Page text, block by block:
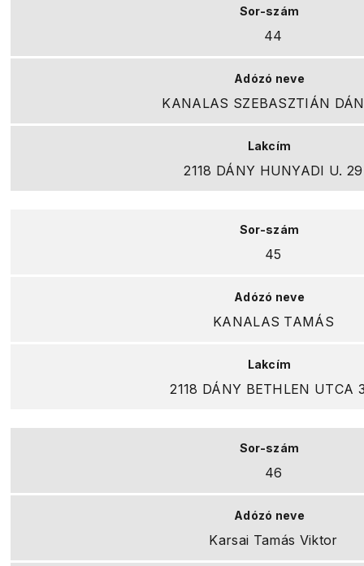
44
KANALAS SZEBASZTIÁN
2118 DÁNY HUNYADI U. 29
45
KANALAS TAMÁS
2118 DÁNY BETHLEN UTCA
46
Karsai Tamás Viktor